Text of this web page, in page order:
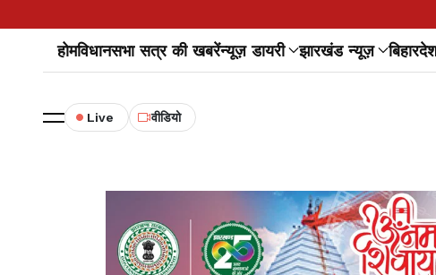
होमविधानसभा सत्र की खबरेंन्यूज़ डायरी झारखंड न्यूज़ बिहार
Live वीडियो